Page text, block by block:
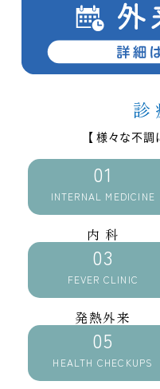
診
INTERNAL MEDICINE
内 科
FEVER CLINIC
発熱外来
HEALTH CHECKUPS